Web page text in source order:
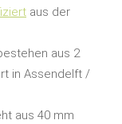
aus der
aus 2
in Assendelft /
aus 40 mm